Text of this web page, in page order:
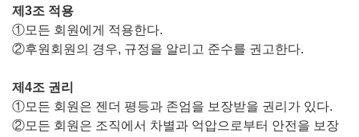
제3조 적용
①모든 회원에게 적용한다.
②후원회원의 경우, 규정을 알리고 준수를 권고한다.
제4조 권리
①모든 회원은 젠더 평등과 존엄을 보장받을 권리가 있다.
②모든 회원은 조직에서 차별과 억압으로부터 안전을 보장